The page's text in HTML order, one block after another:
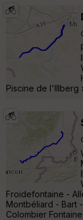
Piscine de l'Illberg
Froidefontaine -
Montbéliard - Bart
Colombier